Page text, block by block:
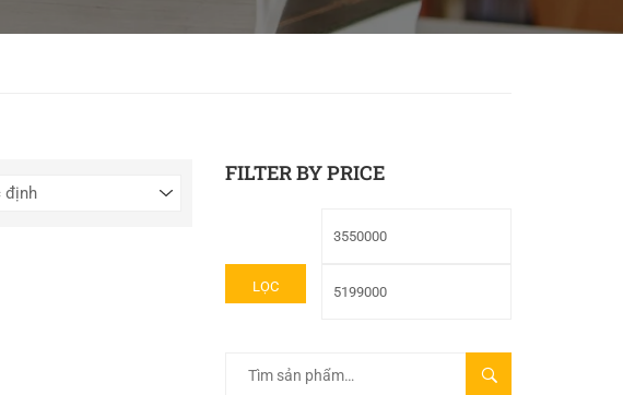
FILTER BY PRICE
LỌC
TÌM